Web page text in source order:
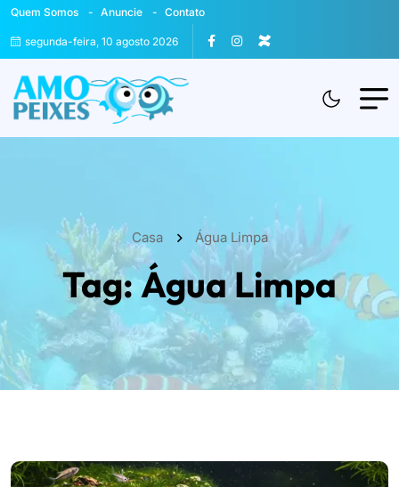
Quem Somos Anuncie Contato
segunda-feira, 10 agosto 2026
Casa Água Limpa
Tag:Água Limpa